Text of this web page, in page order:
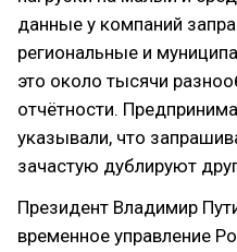
данные у компаний
региональные и
это около тысячи
отчётности.
указывали, что
зачастую дублируют
Президент Владимир
временное управление